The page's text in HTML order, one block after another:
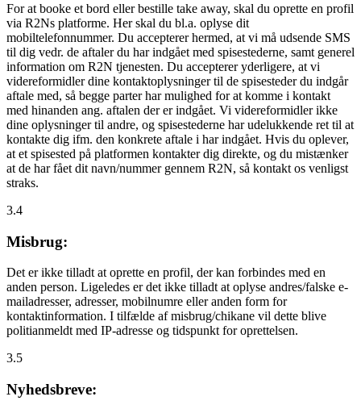
For at booke et bord eller bestille take away, skal du oprette en profil
via R2Ns platforme. Her skal du bl.a. oplyse dit
mobiltelefonnummer. Du accepterer hermed, at vi må udsende SMS
til dig vedr. de aftaler du har indgået med spisestederne, samt generel
information om R2N tjenesten. Du accepterer yderligere, at vi
videreformidler dine kontaktoplysninger til de spisesteder du indgår
aftale med, så begge parter har mulighed for at komme i kontakt
med hinanden ang. aftalen der er indgået. Vi videreformidler ikke
dine oplysninger til andre, og spisestederne har udelukkende ret til at
kontakte dig ifm. den konkrete aftale i har indgået. Hvis du oplever,
at et spisested på platformen kontakter dig direkte, og du mistænker
at de har fået dit navn/nummer gennem R2N, så kontakt os venligst
straks.
3.4
Misbrug:
Det er ikke tilladt at oprette en profil, der kan forbindes med en
anden person. Ligeledes er det ikke tilladt at oplyse andres/falske e-
mailadresser, adresser, mobilnumre eller anden form for
kontaktinformation. I tilfælde af misbrug/chikane vil dette blive
politianmeldt med IP-adresse og tidspunkt for oprettelsen.
3.5
Nyhedsbreve: